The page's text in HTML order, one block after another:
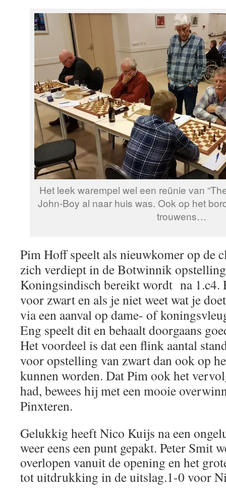
Het leek warempel wel een reünie van
John-Boy al naar huis was. Ook op het
trouwens…
Pim Hoff speelt als nieuwkomer op de
zich verdiept in de Botwinnik
Koningsindisch bereikt wordt na 1.c4.
voor zwart en als je niet weet wat je
via een aanval op dame- of
Eng speelt dit en behaalt doorgaans
Het voordeel is dat een flink aantal
voor opstelling van zwart dan ook op
kunnen worden. Dat Pim ook het
had, bewees hij met een mooie
Pinxteren.
Gelukkig heeft Nico Kuijs na een
weer eens een punt gepakt. Peter Smit
overlopen vanuit de opening en het
tot uitdrukking in de uitslag.1-0 voor